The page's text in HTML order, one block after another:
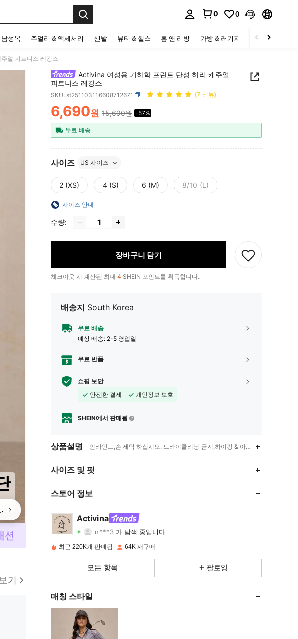
0 0
남성복 주얼리 & 액세서리 신발 뷰티 & 헬스 홈 앤 리빙 가방 & 러기지 스포츠 & 아웃
얼 피트니스 레깅스
기
Activina 여성용 기하학 프린트 탄성 허리 캐주얼
피트니스 레깅스
SKU: st251103116608712671 (7 리뷰)
PRICE AND AVAILABILITY
6,690원 15,690원 -57%
무료 배송
사이즈 US 사이즈
2 (XS) 4 (S) 6 (M) 8/10 (L)
사이즈 안내
수량:
장바구니 담기
체크아웃 시 계산된 최대 4 SHEIN 포인트를 획득합니다.
배송지 South Korea
무료 배송
예상 배송: 2-5 영업일
무료 반품
쇼핑 보안
안전한 결제
개인정보 보호
SHEIN에서 판매됨
상품설명 언라인드,손 세탁 하십시오. 드라이클리닝 금지,하이킹 & 아웃도어
사이즈 및 핏
스토어 정보
Activina
n***3가 탐색 중입니다
4.89 등급 1K 아이템 161K
4.89 1K 161K
4.89
4.89
최근 220K개 판매됨 64K 재구매
모든 항목 팔로잉
매칭 스타일